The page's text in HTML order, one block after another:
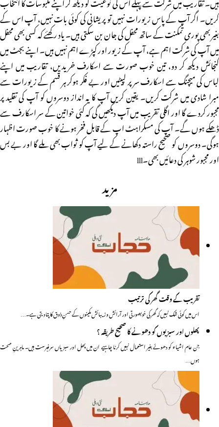
کریں۔ اگر آپ کے پاس زیورات نہیں تو پریشانی کی کوئی بات نہیں، آپ اس کے
بغیر بھی پوری تمکنت کے ساتھ محفل کی جان بن سکتی ہیں۔ یاد رکھئے کہ کسی بھی محفل
میں آپ کی شرکت اہم ہے، آپ کے زیور اور کپڑے اہم نہیں ہیں۔ اپنے بجٹ میں
گنجائش دیکھ کر دو، تین خوب صورت سے اسکارف خریدیں، تقاریب میں اپنے
لباس کی میچنگ سے اسکارف سر پر لپیٹیں اور بے فکر ہوکر ہر قسم کے زیورات سے
مبرا شادی میں شرکت کریں۔ یقین کریں آپ کا یہ انداز دوسروں کو آپ کی تقلید پر
مجبور کردے گا اور اگلی تقریب میں آپ دیکھیں گی کہ کئی خواتین کے سر اسکارف سے
ڈھکے ہوں گے۔ آپ کی مسکراہٹ اپ کے قابل فخر ہونے کا خوب صورت اظہار
ہوگی۔ دوسروں کو صحیح راستہ دکھانے کے لیے آپ کو ثواب بھی ملے گا اور بے بس
اور مجبور شوہر کی دعائیں بھی۔lll
مزید
تقریب کے وقت گھر کی ترتیب
اس میں کوئی شک نہیں کہ گھر کی خوبصورتی اور آرائش و زیبائش مکینوں کے حسنِ ذوق کاپتا دیتی ہے۔…
پھلوں اور سبزیوں کو دھونے کا صحیح طریقہ ؟
جن عام اشیاء کو دھوئے بغیر استعمال نہیں کرنا چاہیے ان میں پھل اور سبزیاں سرفہرست ہیں۔ ماہرینِ صحت
ہوں…